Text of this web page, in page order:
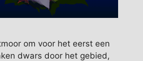
om voor het eerst een
dwars door het gebied,